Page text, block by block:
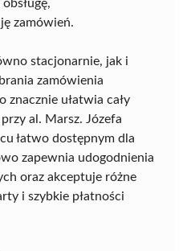
zamówień.
stacjonarnie, jak i
zamówienia
znacznie ułatwia cały
al. Marsz. Józefa
łatwo dostępnym dla
zapewnia udogodnienia
oraz akceptuje różne
i szybkie płatności